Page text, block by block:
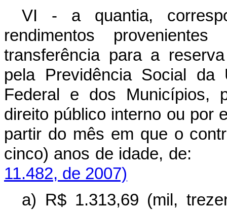
VI - a quantia,
rendimentos
transferência para a
pela Previdência Social
Federal e dos Municípios,
direito público interno ou por
partir do mês em que o
cinco) anos de
11.482, de 2007)
a) R$ 1.313,69 (mil,